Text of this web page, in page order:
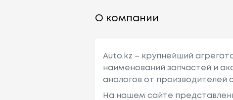
О компании
Auto.kz – крупнейший
наименований запчастей и
аналогов от производителей
На нашем сайте